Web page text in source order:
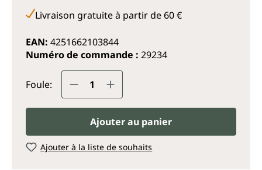
Livraison gratuite à partir de 60 €
EAN: 4251662103844
Numéro de commande : 29234
Foule: Quantité de produit : Entrez la
Ajouter au panier
Ajouter à la liste de souhaits